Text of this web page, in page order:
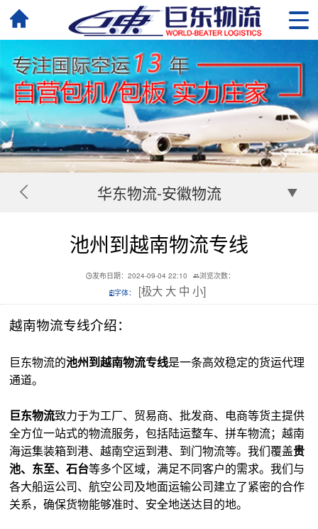
华东物流-安徽物流
池州到越南物流专线
发布日期：2024-09-04 22:10
浏览次数：
字体：
[极大 大 中 小]
越南物流专线介绍：
巨东物流的池州到越南物流专线是一条高效稳定的货运代理
通道。
巨东物流致力于为工厂、贸易商、批发商、电商等货主提供
全方位一站式的物流服务，包括陆运整车、拼车物流；越南
海运集装箱到港、越南空运到港、到门物流等。我们覆盖贵
池、东至、石台等多个区域，满足不同客户的需求。我们与
各大船运公司、航空公司及地面运输公司建立了紧密的合作
关系，确保货物能够准时、安全地送达目的地。